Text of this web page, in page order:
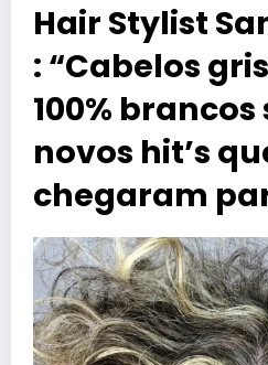
Hair Stylist
: “Cabelos
100% brancos
novos hit’s
chegaram